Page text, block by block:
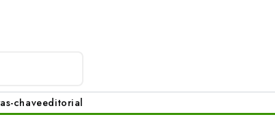
chaveeditorial